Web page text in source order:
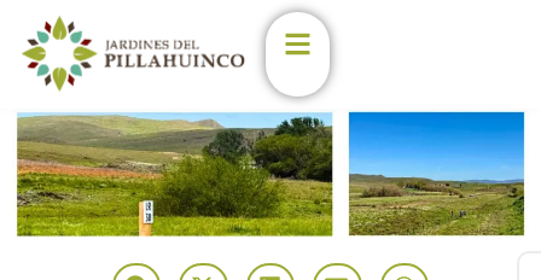
Enterate de las últimas
novedades en los
Jardines
Estoy de acuerdo con las
condiciones y políticas de
privacidad.
cualqueir momento)